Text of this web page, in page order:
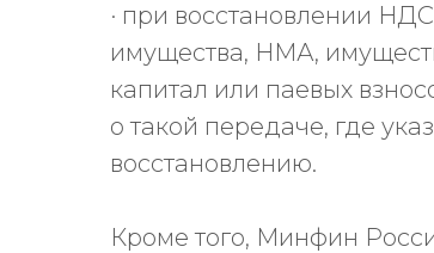
· при восстановлении
имущества, НМА,
капитал или паевых
о такой передаче, где
восстановлению.
Кроме того, Минфин